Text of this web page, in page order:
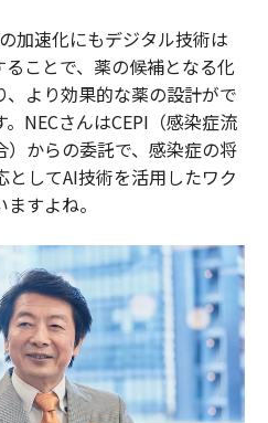
加速化にもデジタル技術は
ことで、薬の候補となる化
より効果的な薬の設計がで
NECさんはCEPI（感染症流
からの委託で、感染症の将
してAI技術を活用したワク
すよね。